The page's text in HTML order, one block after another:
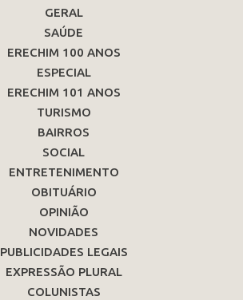
GERAL
SAÚDE
ERECHIM 100 ANOS
ESPECIAL
ERECHIM 101 ANOS
TURISMO
BAIRROS
SOCIAL
ENTRETENIMENTO
OBITUÁRIO
OPINIÃO
NOVIDADES
PUBLICIDADES LEGAIS
EXPRESSÃO PLURAL
COLUNISTAS